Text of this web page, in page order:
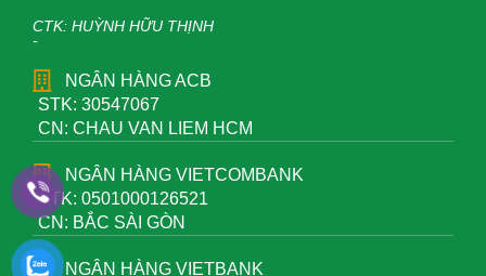
CTK: HUỲNH HỮU THỊNH
-
NGÂN HÀNG ACB
STK: 30547067
CN: CHAU VAN LIEM HCM
NGÂN HÀNG VIETCOMBANK
STK: 0501000126521
CN: BẮC SÀI GÒN
NGÂN HÀNG VIETBANK